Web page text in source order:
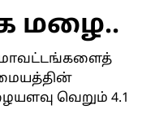
மழை..
மாவட்டங்களைத்
வெறும் 4.1